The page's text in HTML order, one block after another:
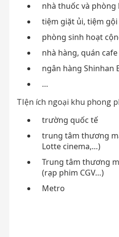
nhà thuốc và phòng
tiệm giặt ủi, tiệm gội
phòng sinh hoạt
nhà hàng, quán cafe
ngân hàng Shinhan
…
TIện ích ngoại khu phong
trường quốc tế
trung tâm thương
Lotte cinema,…)
Trung tâm thương
(rạp phim CGV…)
Metro